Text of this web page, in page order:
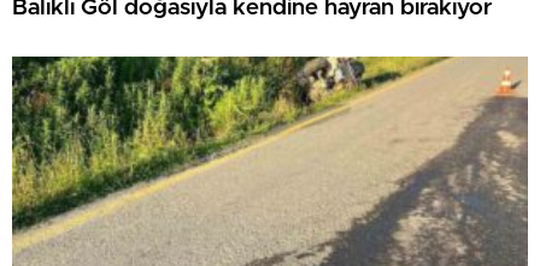
Balıklı Göl doğasıyla kendine hayran bırakıyor